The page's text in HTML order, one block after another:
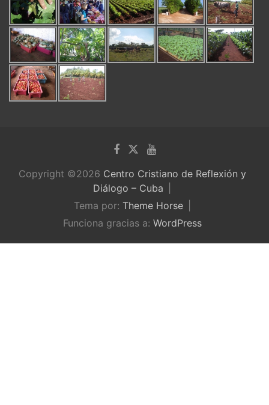
Copyright ©2026 Centro Cristiano de Reflexión y
Diálogo – Cuba
Tema por: Theme Horse
Funciona gracias a: WordPress